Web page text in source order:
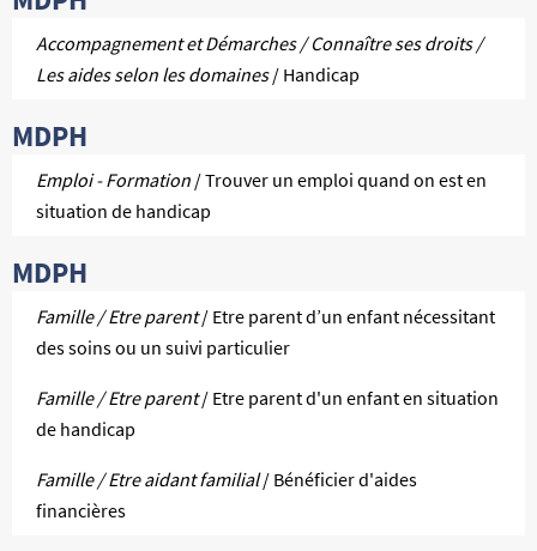
Accompagnement et Démarches / Connaître ses droits /
Les aides selon les domaines/ Handicap
MDPH
Emploi - Formation / Trouver un emploi quand on est en
situation de handicap
MDPH
Famille / Etre parent/ Etre parent d’un enfant nécessitant
des soins ou un suivi particulier
Famille / Etre parent/ Etre parent d'un enfant en situation
de handicap
Famille / Etre aidant familial/ Bénéficier d'aides
financières